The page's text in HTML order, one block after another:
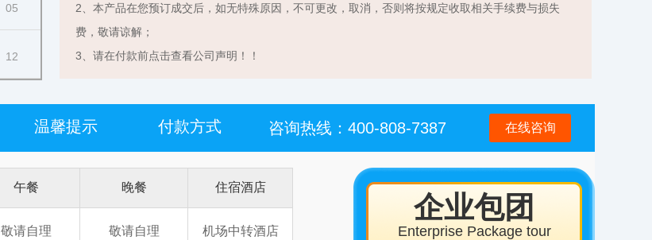
05
12
2、本产品在您预订成交后，如无特殊原因，不可更改，取消，否则将按规定收取相关手续费与损失
费，敬请谅解；
3、请在付款前点击查看公司声明！！
温馨提示 付款方式 咨询热线：400-808-7387 在线咨询
午餐 晚餐 住宿酒店
敬请自理 敬请自理 机场中转酒店
企业包团
Enterprise Package tour